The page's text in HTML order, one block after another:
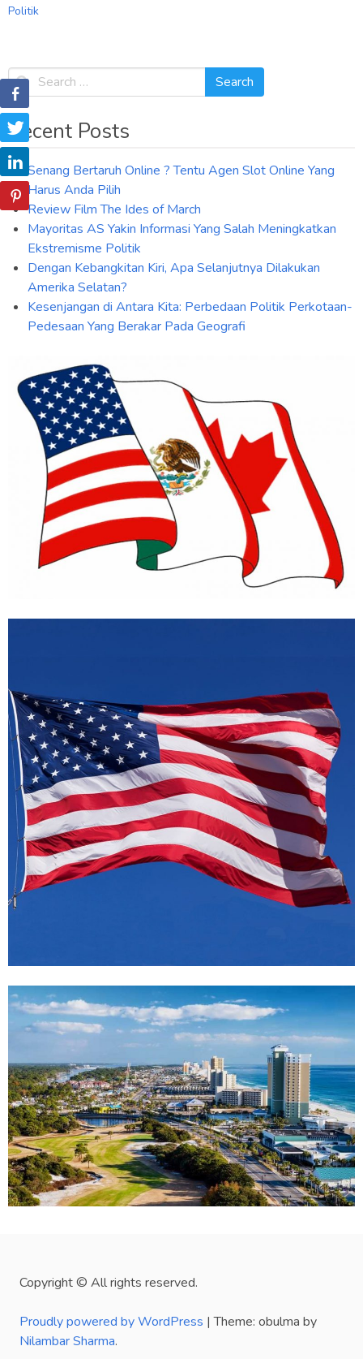
Politik
Recent Posts
Senang Bertaruh Online ? Tentu Agen Slot Online Yang
Harus Anda Pilih
Review Film The Ides of March
Mayoritas AS Yakin Informasi Yang Salah Meningkatkan
Ekstremisme Politik
Dengan Kebangkitan Kiri, Apa Selanjutnya Dilakukan
Amerika Selatan?
Kesenjangan di Antara Kita: Perbedaan Politik Perkotaan-
Pedesaan Yang Berakar Pada Geografi
Copyright © All rights reserved.
Proudly powered by WordPress |Theme: obulma by
Nilambar Sharma.